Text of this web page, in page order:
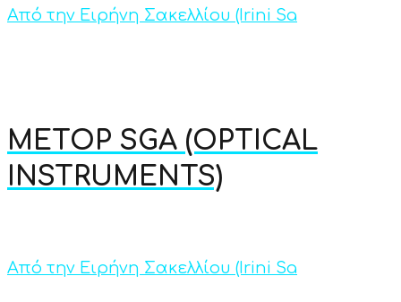
Από την Ειρήνη Σακελλίου (Irini Sa
METOP SGA (OPTICAL
INSTRUMENTS)
Από την Ειρήνη Σακελλίου (Irini Sa